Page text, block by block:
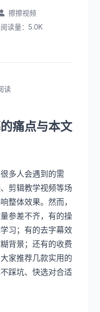
擦擦视频
阅读量：5.0K
读
痛点与本文
多人会遇到的需
剪辑教学视频等场
整体效果。然而，
参差不齐，有的操
习；有的去字幕效
背景；还有的收费
家推荐几款实用的
踩坑、快选对合适